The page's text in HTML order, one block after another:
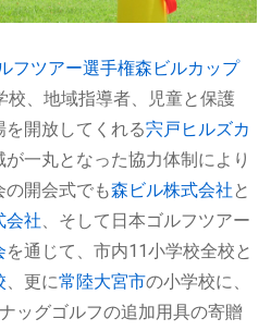
フツアー選手権森ビルカップ
校、地域指導者、児童と保護
を開放してくれる宍戸ヒルズカ
が一丸となった協力体制により
の開会式でも森ビル株式会社 と
会社、そして日本ゴルフツアー
を通じて、市内11小学校全校と
、更に常陸大宮市の小学校に、
ッグゴルフの追加用具の寄贈